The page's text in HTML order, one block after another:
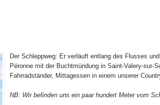
Der Schleppweg: Er verläuft entlang des Flusses
Péronne mit der Buchtmündung in Saint-Valery-
Fahrradständer, Mittagessen in einem unserer
NB: Wir befinden uns ein paar hundert Meter vom